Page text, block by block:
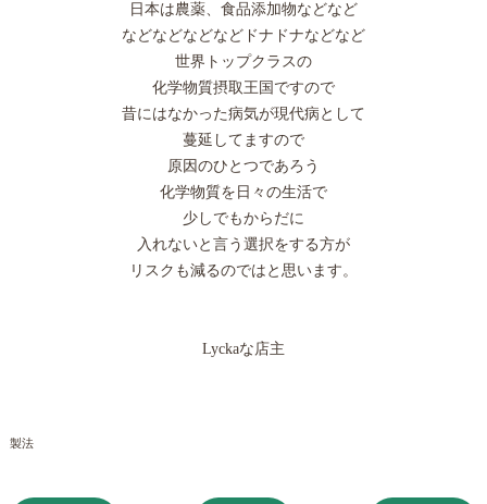
日本は農薬、食品添加物などなど
などなどなどなどドナドナなどなど
世界トップクラスの
化学物質摂取王国ですので
昔にはなかった病気が現代病として
蔓延してますので
原因のひとつであろう
化学物質を日々の生活で
少しでもからだに
入れないと言う選択をする方が
リスクも減るのではと思います。
Lyckaな店主
製法